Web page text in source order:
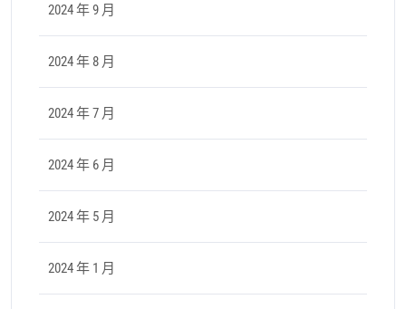
2024 年 9 月
2024 年 8 月
2024 年 7 月
2024 年 6 月
2024 年 5 月
2024 年 1 月